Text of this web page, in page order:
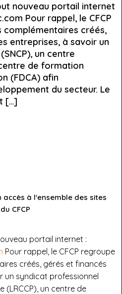
nouveau portail internet
Pour rappel, le CFCP
complémentaires créés,
entreprises, à savoir un
un centre
de formation
(FDCA) afin
du secteur. Le
[…]
à l'ensemble des sites
CFCP
portail internet :
Pour rappel, le CFCP regroupe
créés, gérés et financés
un syndicat professionnel
(LRCCP), un centre de